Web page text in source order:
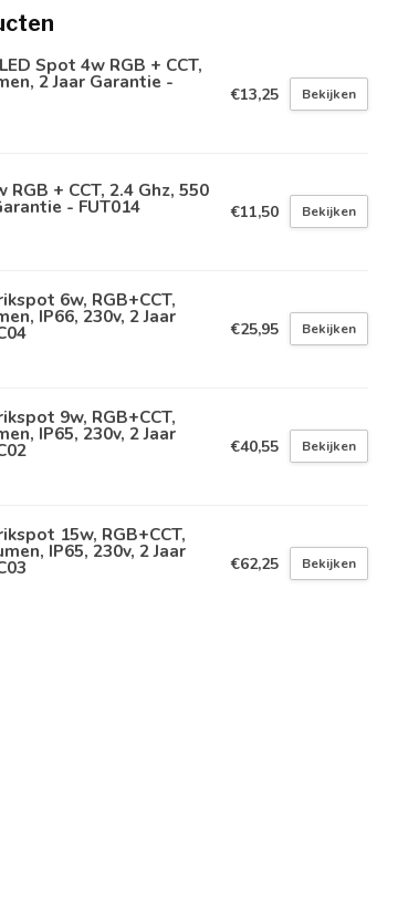
Spot 4w RGB + CCT,
2 Jaar Garantie -
€13,25 Bekijken
RGB + CCT, 2.4 Ghz, 550
- FUT014 €11,50 Bekijken
6w, RGB+CCT,
IP66, 230v, 2 Jaar
€25,95 Bekijken
9w, RGB+CCT,
IP65, 230v, 2 Jaar
€40,55 Bekijken
15w, RGB+CCT,
IP65, 230v, 2 Jaar
€62,25 Bekijken